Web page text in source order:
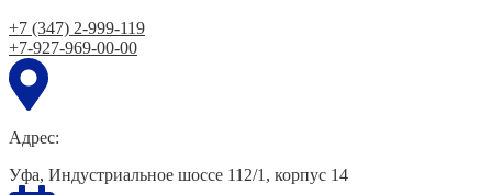
+7 (347) 2-999-119
+7-927-969-00-00
Адрес:
Уфа, Индустриальное шоссе 112/1, корпус 14